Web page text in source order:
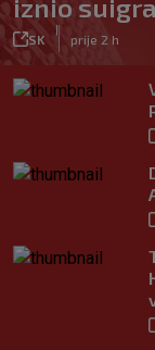
iznio
SK prije 2 h